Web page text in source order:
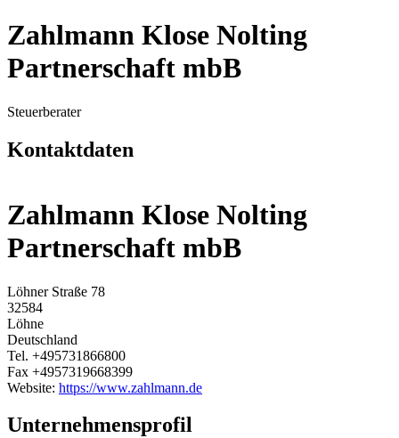
Zahlmann Klose Nolting
Partnerschaft mbB
Steuerberater
Kontaktdaten
Zahlmann Klose Nolting
Partnerschaft mbB
Löhner Straße 78
32584
Löhne
Deutschland
Tel. +495731866800
Fax +4957319668399
Website: https://www.zahlmann.de
Unternehmensprofil